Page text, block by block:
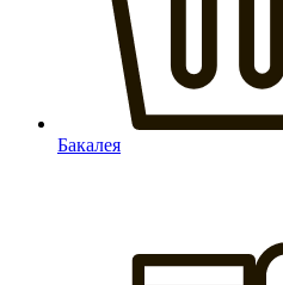
Бакалея